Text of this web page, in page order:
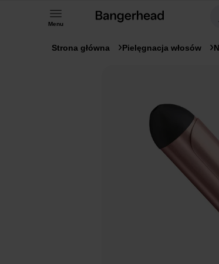
Menu
Strona główna Pielęgnacja włosów